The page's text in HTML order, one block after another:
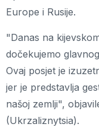
Europe i Rusije.
"Danas na
dočekujemo
Ovaj posjet je
jer je predstavlja
našoj zemlji",
(Ukrzaliznytsia).